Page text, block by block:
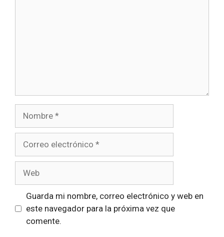
electrónico
Guarda mi nombre, correo electrónico y web en
este navegador para la próxima vez que
comente.